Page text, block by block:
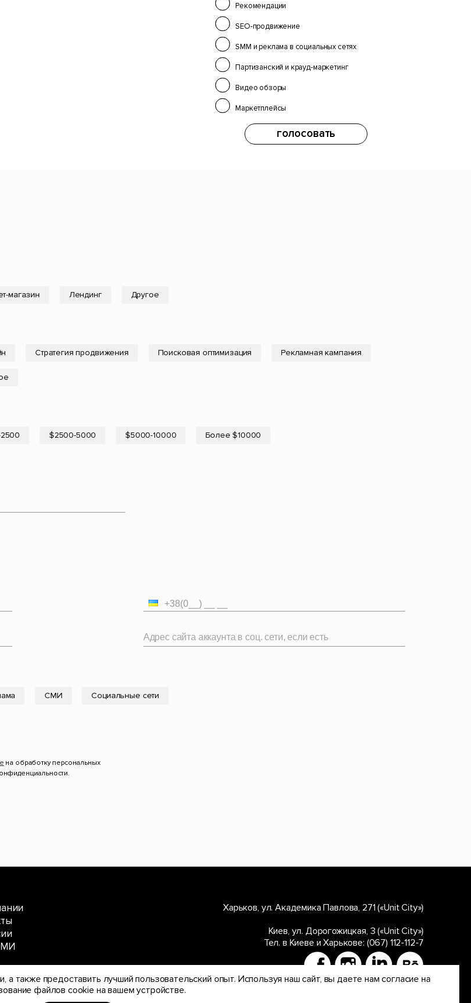
Рекомендации
SEO-продвижение
SMM и реклама в социальных сетях
Партизанский и крауд-маркетинг
Видео обзоры
Маркетплейсы
голосовать
магазин Лендинг Другое
Стратегия продвижения Поисковая оптимизация Рекламная кампания
$2500-5000 $5000-10000 Более $10000
Адрес сайта аккаунта в соц. сети, если есть
СМИ Социальные сети
на обработку персональных
меню сайта
Харьков, ул. Академика Павлова, 271 («Unit City»)
Киев, ул. Дорогожицкая, 3 («Unit City»)
Тел. в Киеве и Харькове: (067) 112-112-7
также предоставить лучший пользовательский опыт. Используя наш сайт, вы даете нам согласие на
файлов cookie на вашем устройстве.